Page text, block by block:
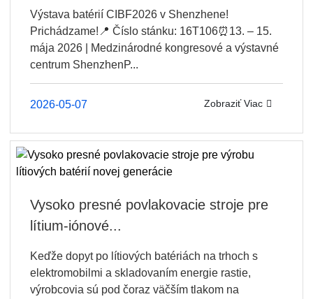
Výstava batérií CIBF2026 v Shenzhene!
Prichádzame!📍 Číslo stánku: 16T106⏰13. – 15.
mája 2026 | Medzinárodné kongresové a výstavné
centrum ShenzhenP...
2026-05-07 Zobraziť Viac
Vysoko presné povlakovacie stroje pre
lítium-iónové...
Keďže dopyt po lítiových batériách na trhoch s
elektromobilmi a skladovaním energie rastie,
výrobcovia sú pod čoraz väčším tlakom na